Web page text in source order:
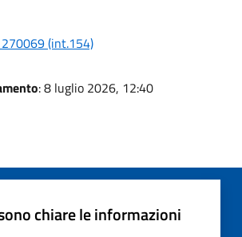
(int.154)
: 8 luglio 2026, 12:40
chiare le informazioni